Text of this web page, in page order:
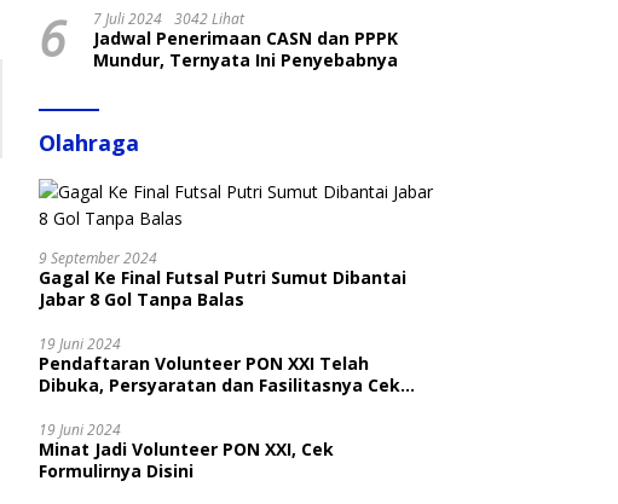
6 7 Juli 2024 3042 Lihat
Jadwal Penerimaan CASN dan PPPK
Mundur, Ternyata Ini Penyebabnya
Olahraga
9 September 2024
Gagal Ke Final Futsal Putri Sumut Dibantai
Jabar 8 Gol Tanpa Balas
19 Juni 2024
Pendaftaran Volunteer PON XXI Telah
Dibuka, Persyaratan dan Fasilitasnya Cek
19 Juni 2024
Minat Jadi Volunteer PON XXI, Cek
Formulirnya Disini